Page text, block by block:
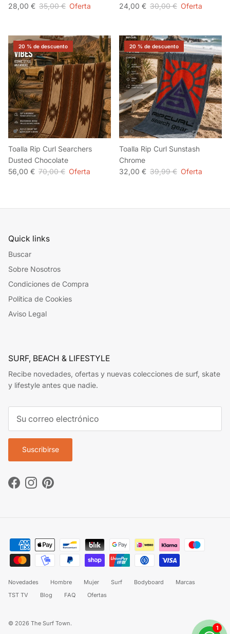
28,00 € 35,00 € Oferta
24,00 € 30,00 € Oferta
20 % de descuento
Toalla Rip Curl Searchers
Dusted Chocolate
56,00 € 70,00 € Oferta
20 % de descuento
Toalla Rip Curl Sunstash
Chrome
32,00 € 39,99 € Oferta
Quick links
Buscar
Sobre Nosotros
Condiciones de Compra
Política de Cookies
Aviso Legal
SURF, BEACH & LIFESTYLE
Recibe novedades, ofertas y nuevas colecciones de surf, skate
y lifestyle antes que nadie.
Suscribirse
Facebook
InstagramPinterest
Novedades Hombre Mujer Surf Bodyboard
Marcas
TST TV
Blog FAQ Ofertas
© 2026 The Surf Town.
1